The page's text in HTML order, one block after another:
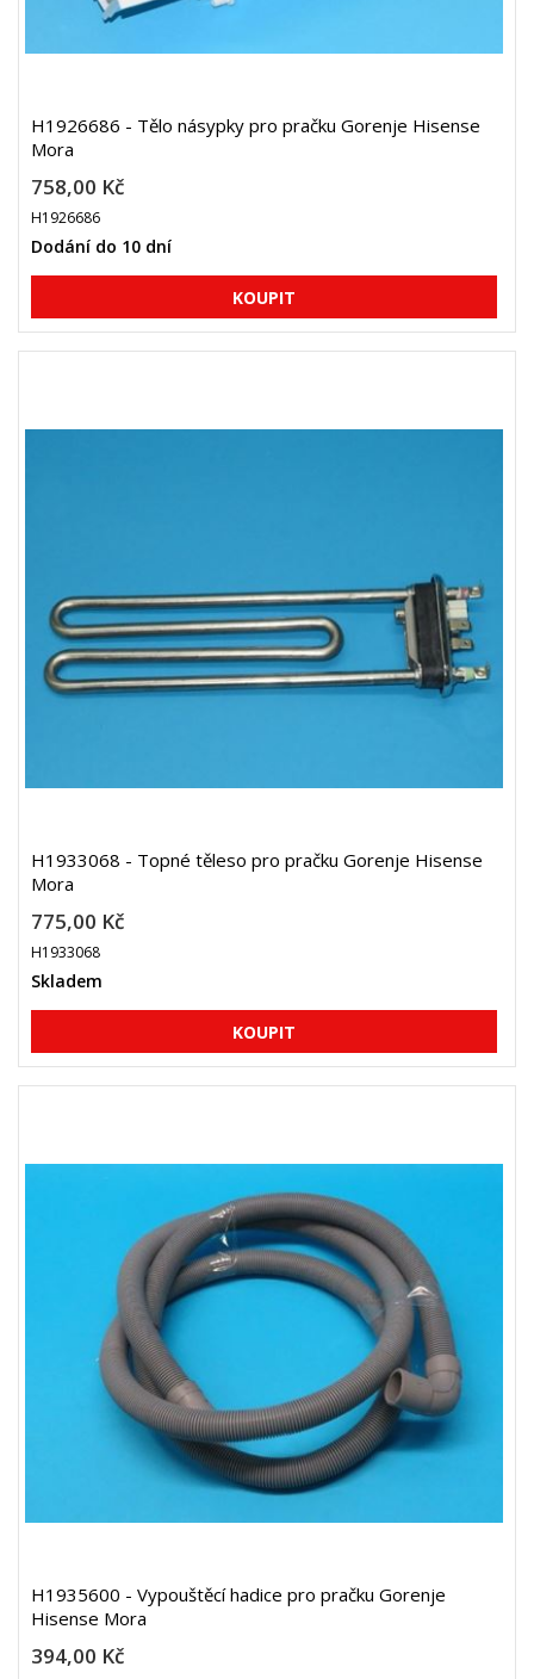
H1926686 - Tělo násypky pro pračku Gorenje Hisense
Mora
758,00 Kč
H1926686
Dodání do 10 dní
H1933068 - Topné těleso pro pračku Gorenje Hisense
Mora
775,00 Kč
H1933068
Skladem
H1935600 - Vypouštěcí hadice pro pračku Gorenje
Hisense Mora
394,00 Kč